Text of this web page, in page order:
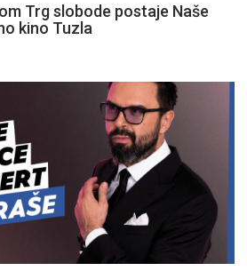
Trg slobode postaje Naše
kino Tuzla